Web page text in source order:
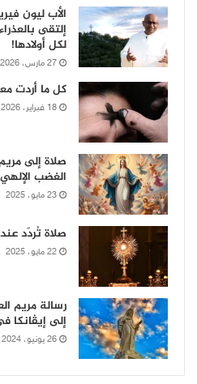
الأب ليون
إلتقى
لكل أولادها!
27 مارس، 2026
كل ما أردت
18 فبراير، 2026
صلاة إلى
الغضب الإلهي
23 مايو، 2025
صلاة تُردّد
22 مايو، 2025
رسالة مريم
إلى إيڤانكا في 25 حزيران
26 يونيو، 2024